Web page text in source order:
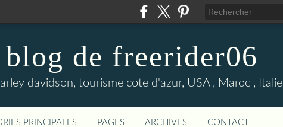
de freerider06
davidson, tourisme cote d'azur, USA , Maroc , Italie
PRINCIPALES PAGES ARCHIVES CONTACT